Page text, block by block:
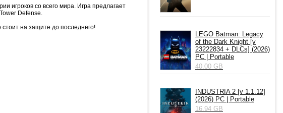
игроков со всего мира. Игра предлагает
Defense.
на защите до последнего!
LEGO Batman: Legacy
of the Dark Knight [v
23222834 + DLCs] (2026)
PC | Portable
40.00 GB
INDUSTRIA 2 [v 1.1.12]
(2026) РС | Portable
16.94 GB